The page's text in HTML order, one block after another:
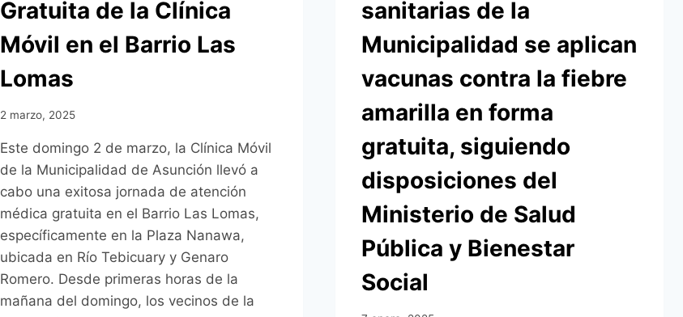
Gratuita de la Clínica
Móvil en el Barrio Las
Lomas
2 marzo, 2025
Este domingo 2 de marzo, la Clínica Móvil
de la Municipalidad de Asunción llevó a
cabo una exitosa jornada de atención
médica gratuita en el Barrio Las Lomas,
específicamente en la Plaza Nanawa,
ubicada en Río Tebicuary y Genaro
Romero. Desde primeras horas de la
mañana del domingo, los vecinos de la
sanitarias de la
Municipalidad se aplican
vacunas contra la fiebre
amarilla en forma
gratuita, siguiendo
disposiciones del
Ministerio de Salud
Pública y Bienestar
Social